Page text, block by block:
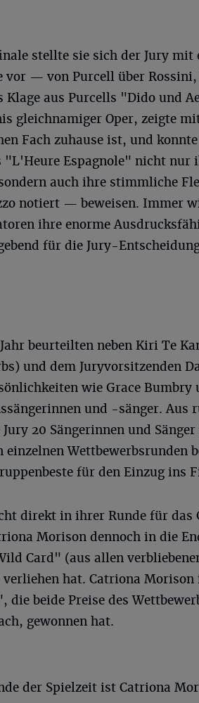
stellte sie sich der Jury mit
vor — von Purcell über Rossini,
Klage aus Purcells "Dido und
gleichnamiger Oper, zeigte
Fach zuhause ist, und
"L'Heure Espagnole" nicht nur
auch ihre stimmliche
notiert — beweisen. Immer
ihre enorme
für die Jury-
beurteilten neben Kiri Te
und dem Juryvorsitzenden
wie Grace Bumbry
und -sänger. Aus
20 Sängerinnen und
einzelnen Wettbewerbsrunden
für den Einzug ins
direkt in ihrer Runde für das
Morison dennoch in die
Card" (aus allen
hat. Catriona
die beide Preise des
gewonnen hat.
der Spielzeit ist Catriona